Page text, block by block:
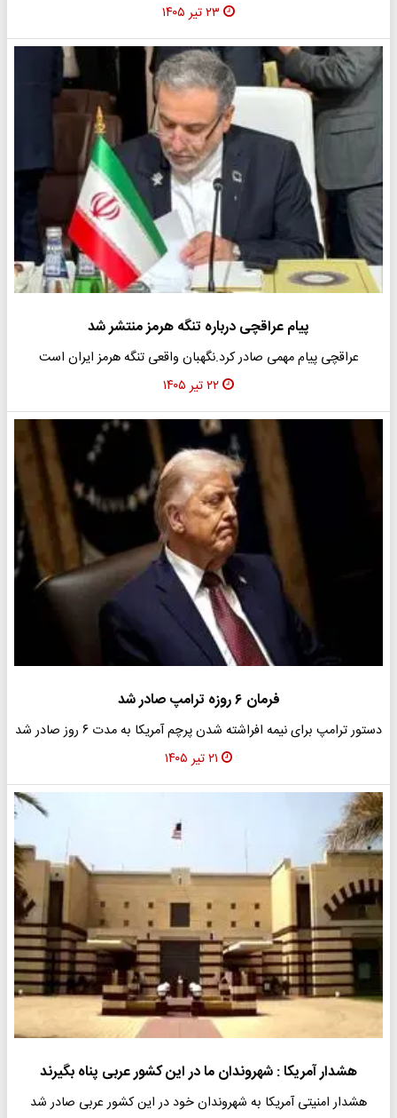
۲۳ تیر ۱۴۰۵
پیام عراقچی درباره تنگه هرمز منتشر شد
عراقچی پیام مهمی صادر کرد.نگهبان واقعی تنگه هرمز ایران است
۲۲ تیر ۱۴۰۵
فرمان ۶ روزه ترامپ صادر شد
دستور ترامپ برای نیمه افراشته شدن پرچم آمریکا به مدت ۶ روز صادر شد
۲۱ تیر ۱۴۰۵
هشدار آمریکا : شهروندان ما در این کشور عربی پناه بگیرند
هشدار امنیتی آمریکا به شهروندان خود در این کشور عربی صادر شد